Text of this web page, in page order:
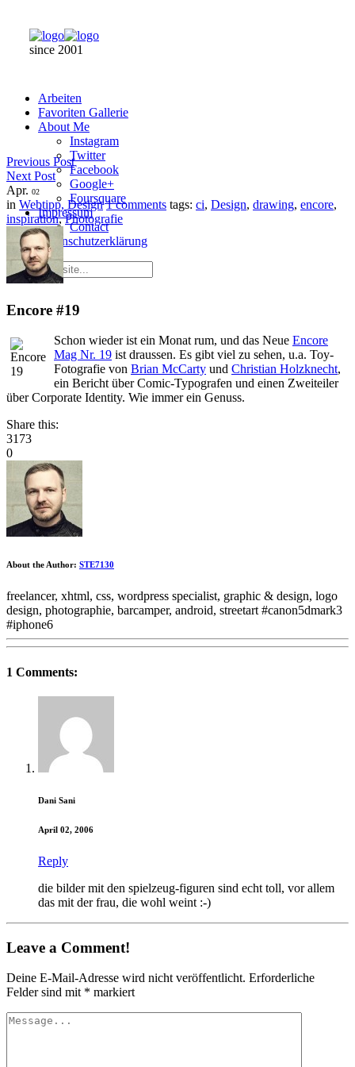
since 2001
Arbeiten
Favoriten Gallerie
About Me
Instagram
Twitter
Facebook
Google+
Foursquare
Impressum
Contact
Datenschutzerklärung
Previous Post
Next Post
Apr. 02
in Webtipp, Design 1 comments tags: ci, Design, drawing, encore,
inspiration,Photografie
Encore #19
Schon wieder ist ein Monat rum, und das Neue Encore
Mag Nr. 19 ist draussen. Es gibt viel zu sehen, u.a. Toy-
Fotografie von Brian McCarty und Christian Holzknecht,
ein Bericht über Comic-Typografen und einen Zweiteiler
über Corporate Identity. Wie immer ein Genuss.
Share this:
3173
0
About the Author: STE7130
freelancer, xhtml, css, wordpress specialist, graphic & design, logo
design, photographie, barcamper, android, streetart #canon5dmark3
#iphone6
1 Comments:
Dani Sani
April 02, 2006
Reply
die bilder mit den spielzeug-figuren sind echt toll, vor allem
das mit der frau, die wohl weint :-)
Leave a Comment!
Deine E-Mail-Adresse wird nicht veröffentlicht. Erforderliche
Felder sind mit * markiert